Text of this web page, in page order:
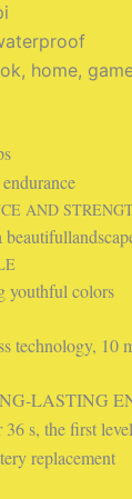
home,
AND
youthful colors
technology, 10
LASTING
s, the first
replacement